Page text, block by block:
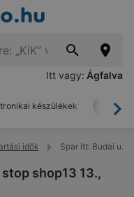
Itt vagy: Ágfalva
készülékek
idők Spar itt: Budai u.
shop13 13.,